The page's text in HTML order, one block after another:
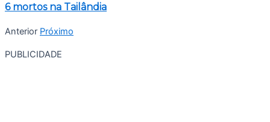
6 mortos na Tailândia
Anterior Próximo
PUBLICIDADE